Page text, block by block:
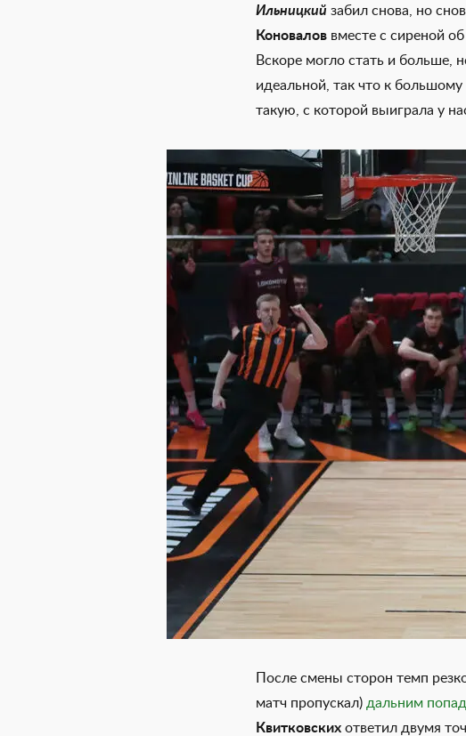
Ильницкий забил снова, но
Коновалов вместе с сиреной
Вскоре могло стать и больше,
идеальной, так что к
такую, с которой выиграла у
После смены сторон темп
матч пропускал) дальним
Квитковских ответил двумя